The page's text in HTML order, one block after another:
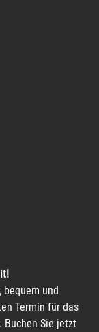
bequem und
Termin für das
Buchen Sie jetzt